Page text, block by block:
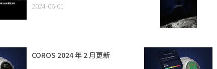
2024-06-01
COROS 2024 年 2 月更新